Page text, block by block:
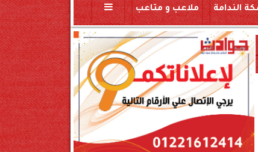
الندامة ملاعب و متاعب